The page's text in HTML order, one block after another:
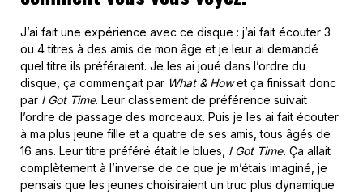
J’ai fait une expérience avec ce disque : j’ai fait écouter 3
ou 4 titres à des amis de mon âge et je leur ai demandé
quel titre ils préféraient. Je les ai joué dans l’ordre du
disque, ça commençait par What & Howet ça finissait donc
par I Got Time. Leur classement de préférence suivait
l’ordre de passage des morceaux. Puis je les ai fait écouter
à ma plus jeune fille et a quatre de ses amis, tous âgés de
16 ans. Leur titre préféré était le blues, I Got Time. Ça allait
complètement à l’inverse de ce que je m’étais imaginé, je
pensais que les jeunes choisiraient un truc plus dynamique